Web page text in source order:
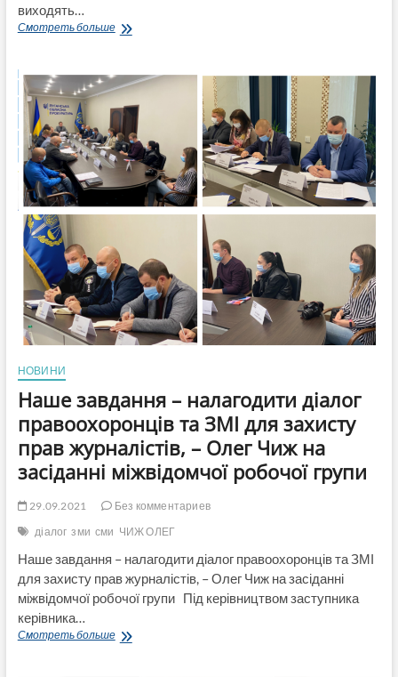
виходять…
Смотреть большеNew
В
Україні
звужується
свобода
преси
НОВИНИ
Наше завдання – налагодити діалог
правоохоронців та ЗМІ для захисту
прав журналістів, – Олег Чиж на
засіданні міжвідомчої робочої групи
29.09.2021
Без комментариев
діалог зми сми ЧИЖ ОЛЕГ
Наше завдання – налагодити діалог правоохоронців та ЗМІ
для захисту прав журналістів, – Олег Чиж на засіданні
міжвідомчої робочої групи Під керівництвом заступника
керівника…
Смотреть большеНаше